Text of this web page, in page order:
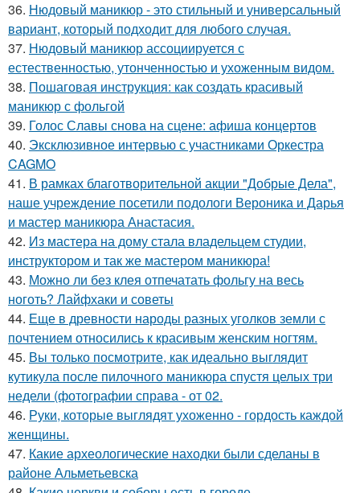
36. Нюдовый маникюр - это стильный и универсальный
вариант, который подходит для любого случая.
37. Нюдовый маникюр ассоциируется с
естественностью, утонченностью и ухоженным видом.
38. Пошаговая инструкция: как создать красивый
маникюр с фольгой
39. Голос Славы снова на сцене: афиша концертов
40. Эксклюзивное интервью с участниками Оркестра
CAGMO
41. В рамках благотворительной акции "Добрые Дела",
наше учреждение посетили подологи Вероника и Дарья
и мастер маникюра Анастасия.
42. Из мастера на дому стала владельцем студии,
инструктором и так же мастером маникюра!
43. Можно ли без клея отпечатать фольгу на весь
ноготь? Лайфхаки и советы
44. Еще в древности народы разных уголков земли с
почтением относились к красивым женским ногтям.
45. Вы только посмотрите, как идеально выглядит
кутикула после пилочного маникюра спустя целых три
недели (фотографии справа - от 02.
46. Руки, которые выглядят ухоженно - гордость каждой
женщины.
47. Какие археологические находки были сделаны в
районе Альметьевска